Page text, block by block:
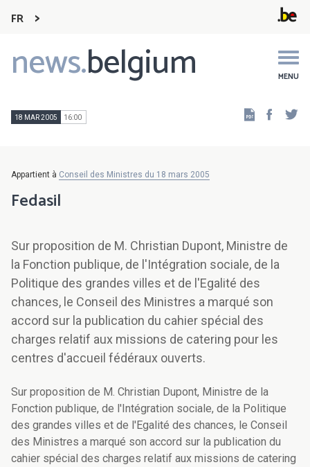
FR
news.belgium MENU
Main
navigation
18 MAR 2005 16:00
Appartient à Conseil des Ministres du 18 mars 2005
Fedasil
Sur proposition de M. Christian Dupont, Ministre de
la Fonction publique, de l'Intégration sociale, de la
Politique des grandes villes et de l'Egalité des
chances, le Conseil des Ministres a marqué son
accord sur la publication du cahier spécial des
charges relatif aux missions de catering pour les
centres d'accueil fédéraux ouverts.
Sur proposition de M. Christian Dupont, Ministre de la
Fonction publique, de l'Intégration sociale, de la Politique
des grandes villes et de l'Egalité des chances, le Conseil
des Ministres a marqué son accord sur la publication du
cahier spécial des charges relatif aux missions de catering